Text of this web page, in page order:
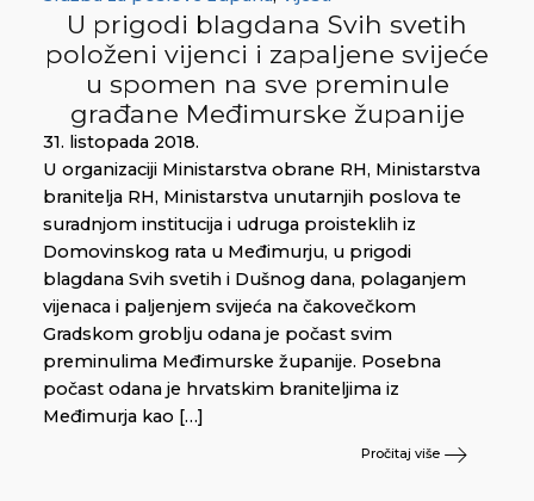
U prigodi blagdana Svih svetih
položeni vijenci i zapaljene svijeće
u spomen na sve preminule
građane Međimurske županije
31. listopada 2018.
U organizaciji Ministarstva obrane RH, Ministarstva
branitelja RH, Ministarstva unutarnjih poslova te
suradnjom institucija i udruga proisteklih iz
Domovinskog rata u Međimurju, u prigodi
blagdana Svih svetih i Dušnog dana, polaganjem
vijenaca i paljenjem svijeća na čakovečkom
Gradskom groblju odana je počast svim
preminulima Međimurske županije. Posebna
počast odana je hrvatskim braniteljima iz
Međimurja kao […]
Pročitaj više